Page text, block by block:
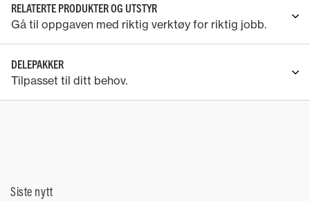
RELATERTE PRODUKTER OG UTSTYR
Gå til oppgaven med riktig verktøy for riktig jobb.
DELEPAKKER
Tilpasset til ditt behov.
Siste nytt